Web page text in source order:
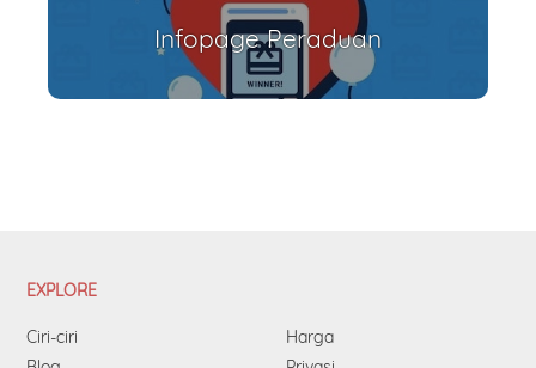
Infopage Peraduan
EXPLORE
Ciri-ciri
Harga